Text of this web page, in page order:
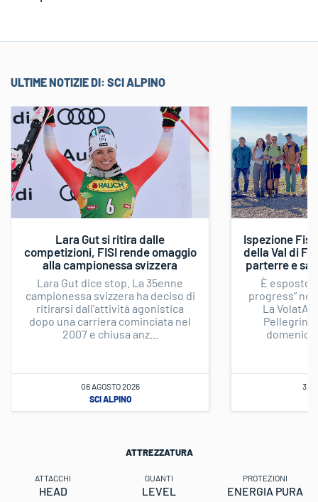
ULTIME NOTIZIE DI: SCI ALPINO
Lara Gut si ritira dalle
competizioni, FISI rende omaggio
alla campionessa svizzera
Lara Gut dice stop. La 35enne
campionessa svizzera ha deciso di
ritirarsi dall'attività agonistica
dopo una carriera cominciata nel
2007 e chiusa anz...
06 AGOSTO 2026
SCI ALPINO
Ispezione Fis
della Val di
parterre e
È esposto
progress”
La VolatA
domenica
31
ATTREZZATURA
ATTACCHI
HEAD
GUANTI
LEVEL
PROTEZIONI
ENERGIA PURA